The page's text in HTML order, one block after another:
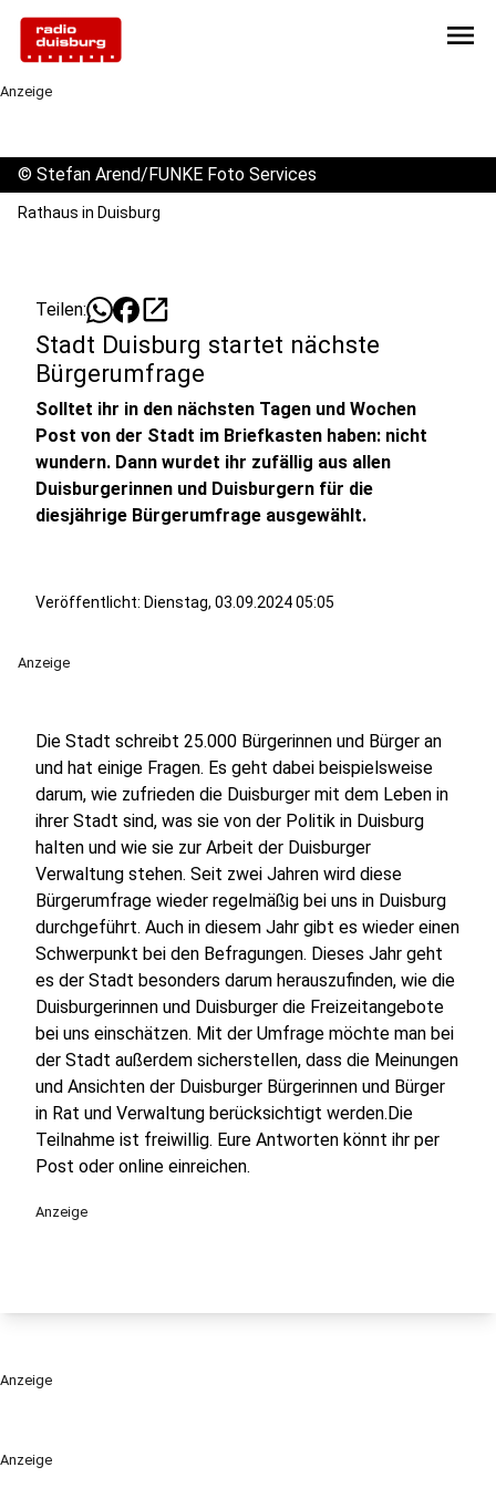
menu
Anzeige
Anzeige
© Stefan Arend/FUNKE Foto Services
Rathaus in Duisburg
Teilen: open_in_new
Stadt Duisburg startet nächste
Bürgerumfrage
Solltet ihr in den nächsten Tagen und Wochen
Post von der Stadt im Briefkasten haben: nicht
wundern. Dann wurdet ihr zufällig aus allen
Duisburgerinnen und Duisburgern für die
diesjährige Bürgerumfrage ausgewählt.
Veröffentlicht: Dienstag, 03.09.2024 05:05
Anzeige
Die Stadt schreibt 25.000 Bürgerinnen und Bürger an
und hat einige Fragen. Es geht dabei beispielsweise
darum, wie zufrieden die Duisburger mit dem Leben in
ihrer Stadt sind, was sie von der Politik in Duisburg
halten und wie sie zur Arbeit der Duisburger
Verwaltung stehen. Seit zwei Jahren wird diese
Bürgerumfrage wieder regelmäßig bei uns in Duisburg
durchgeführt. Auch in diesem Jahr gibt es wieder einen
Schwerpunkt bei den Befragungen. Dieses Jahr geht
es der Stadt besonders darum herauszufinden, wie die
Duisburgerinnen und Duisburger die Freizeitangebote
bei uns einschätzen. Mit der Umfrage möchte man bei
der Stadt außerdem sicherstellen, dass die Meinungen
und Ansichten der Duisburger Bürgerinnen und Bürger
in Rat und Verwaltung berücksichtigt werden.Die
Teilnahme ist freiwillig. Eure Antworten könnt ihr per
Post oder online einreichen.
Anzeige
Anzeige